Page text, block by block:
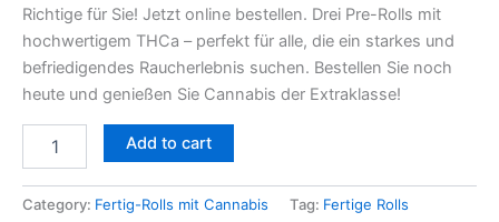
Richtige für Sie! Jetzt online bestellen. Drei Pre-Rolls mit
hochwertigem THCa – perfekt für alle, die ein starkes und
befriedigendes Raucherlebnis suchen. Bestellen Sie noch
heute und genießen Sie Cannabis der Extraklasse!
Add to cart
Category: Fertig-Rolls mit Cannabis Tag: Fertige Rolls